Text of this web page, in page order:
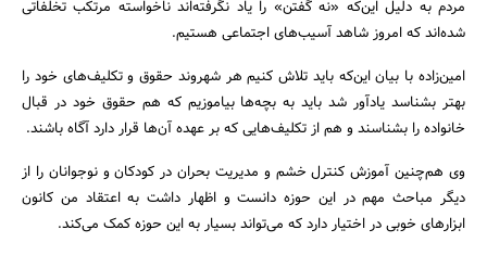
جستجو
مردم به دلیل این‌که «نه گفتن» را یاد نگرفته‌اند ناخواسته مرتکب تخلفاتی
شده‌اند که امروز شاهد آسیب‌های اجتماعی هستیم.
امین‌زاده با بیان این‌که باید تلاش کنیم هر شهروند حقوق و تکلیف‌های خود را
بهتر بشناسد یادآور شد باید به بچه‌ها بیاموزیم که هم حقوق خود در قبال
خانواده را بشناسند و هم از تکلیف‌هایی که بر عهده آن‌ها قرار دارد آگاه باشند.
وی هم‌چنین آموزش کنترل خشم و مدیریت بحران در کودکان و نوجوانان را از
دیگر مباحث مهم در این حوزه دانست و اظهار داشت به اعتقاد من کانون
ابزارهای خوبی در اختیار دارد که می‌تواند بسیار به این حوزه کمک می‌کند.